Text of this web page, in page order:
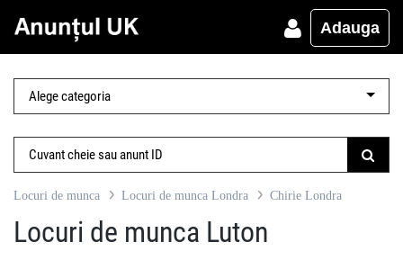
Adauga
Locuri de munca Locuri de munca Londra Chirie Londra
Locuri de munca Luton